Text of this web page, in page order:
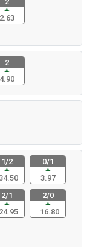
2.63
2
4.90
1/2
0/1
3.97
2/1
24.95
2/0
16.80